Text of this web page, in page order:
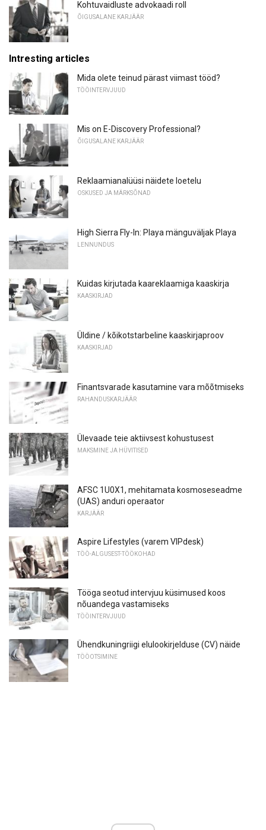
Kohtuvaidluste advokaadi roll
ÕIGUSALANE KARJÄÄR
Intresting articles
Mida olete teinud pärast viimast tööd?
TÖÖINTERVJUUD
Mis on E-Discovery Professional?
ÕIGUSALANE KARJÄÄR
Reklaamianalüüsi näidete loetelu
OSKUSED JA MÄRKSÕNAD
High Sierra Fly-In: Playa mänguväljak Playa
LENNUNDUS
Kuidas kirjutada kaareklaamiga kaaskirja
KAASKIRJAD
Üldine / kõikotstarbeline kaaskirjaproov
KAASKIRJAD
Finantsvarade kasutamine vara mõõtmiseks
RAHANDUSKARJÄÄR
Ülevaade teie aktiivsest kohustusest
MAKSMINE JA HÜVITISED
AFSC 1U0X1, mehitamata kosmoseseadme
(UAS) anduri operaator
KARJÄÄR
Aspire Lifestyles (varem VIPdesk)
TÖÖ-ALGUSEST-TÖÖKOHAD
Tööga seotud intervjuu küsimused koos
nõuandega vastamiseks
TÖÖINTERVJUUD
Ühendkuningriigi elulookirjelduse (CV) näide
TÖÖOTSIMINE